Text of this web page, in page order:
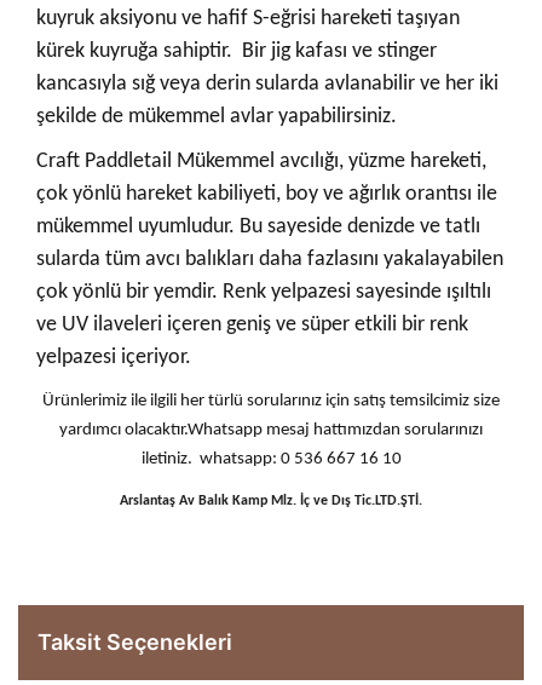
kuyruk aksiyonu ve hafif S-eğrisi hareketi taşıyan
kürek kuyruğa sahiptir. Bir jig kafası ve stinger
kancasıyla sığ veya derin sularda avlanabilir ve her iki
şekilde de mükemmel avlar yapabilirsiniz.
Craft Paddletail Mükemmel avcılığı, yüzme hareketi,
çok yönlü hareket kabiliyeti, boy ve ağırlık orantısı ile
mükemmel uyumludur. Bu sayeside denizde ve tatlı
sularda tüm avcı balıkları daha fazlasını yakalayabilen
çok yönlü bir yemdir. Renk yelpazesi sayesinde ışıltılı
ve UV ilaveleri içeren geniş ve süper etkili bir renk
yelpazesi içeriyor.
Ürünlerimiz ile ilgili her türlü sorularınız için satış temsilcimiz size
yardımcı olacaktır.Whatsapp mesaj hattımızdan sorularınızı
iletiniz. whatsapp: 0 536 667 16 10
Arslantaş Av Balık Kamp Mlz. İç ve Dış Tic.LTD.ŞTİ.
Taksit Seçenekleri